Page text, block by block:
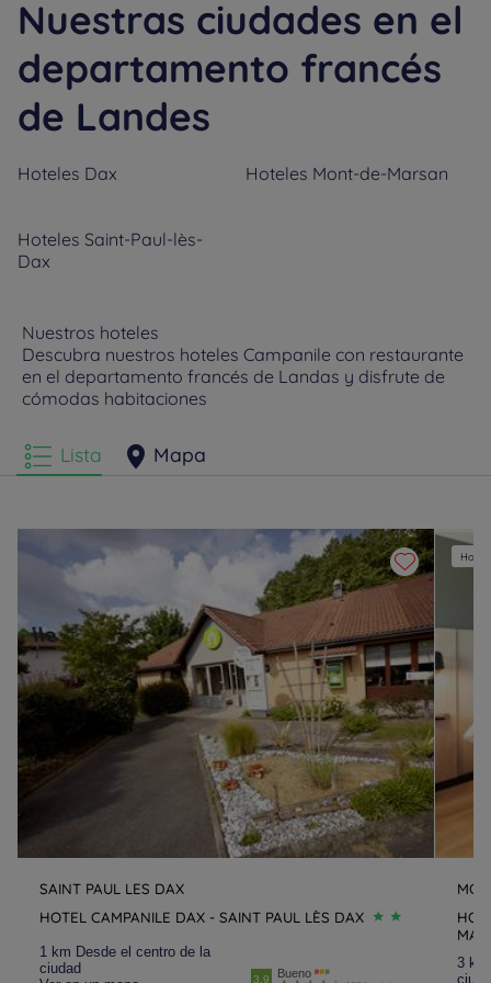
Nuestras ciudades en el
departamento francés
de Landes
Hoteles Dax Hoteles Mont-de-Marsan
Hoteles Saint-Paul-lès-
Dax
Nuestros hoteles
Descubra nuestros hoteles Campanile con restaurante
en el departamento francés de Landas y disfrute de
cómodas habitaciones
Lista Mapa
SAINT PAUL LES DAX
HOTEL CAMPANILE DAX - SAINT PAUL LÈS DAX
1 km Desde el centro de la
ciudad
3.9 Bueno
Hotel
3